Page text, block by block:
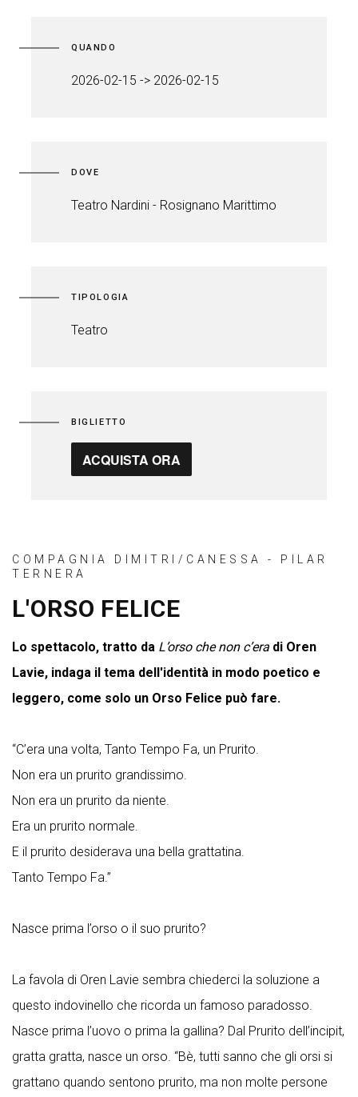
QUANDO
2026-02-15 -> 2026-02-15
DOVE
Teatro Nardini - Rosignano Marittimo
TIPOLOGIA
Teatro
BIGLIETTO
ACQUISTA ORA
COMPAGNIA DIMITRI/CANESSA - PILAR
TERNERA
L'ORSO FELICE
Lo spettacolo, tratto da L’orso che non c’era di Oren
Lavie, indaga il tema dell'identità in modo poetico e
leggero, come solo un Orso Felice può fare.
“C’era una volta, Tanto Tempo Fa, un Prurito.
Non era un prurito grandissimo.
Non era un prurito da niente.
Era un prurito normale.
E il prurito desiderava una bella grattatina.
Tanto Tempo Fa.”
Nasce prima l’orso o il suo prurito?
La favola di Oren Lavie sembra chiederci la soluzione a
questo indovinello che ricorda un famoso paradosso.
Nasce prima l’uovo o prima la gallina? Dal Prurito dell’incipit,
gratta gratta, nasce un orso. “Bè, tutti sanno che gli orsi si
grattano quando sentono prurito, ma non molte persone